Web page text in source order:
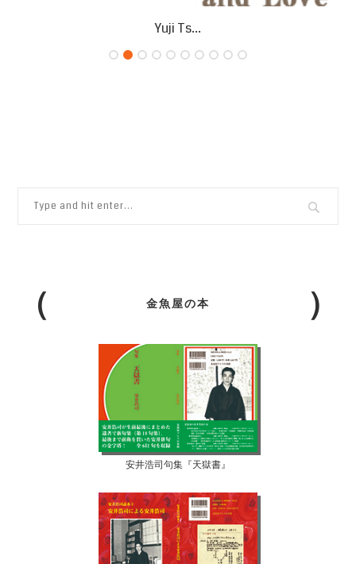
Yuji Ts...
金魚屋の本
安井浩司句集『天獄書』